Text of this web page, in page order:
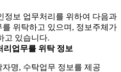
보 업무처리를 위하여 다음과
위탁하고 있으며, 정보주체가
고 있습니다.
리업무를 위탁 정보
명, 수탁업무 정보를 제공